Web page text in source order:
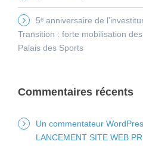
5ᵉ anniversaire de
Transition : forte mobilisation
Palais des Sports
Commentaires récents
Un commentateur
LANCEMENT SITE WEB